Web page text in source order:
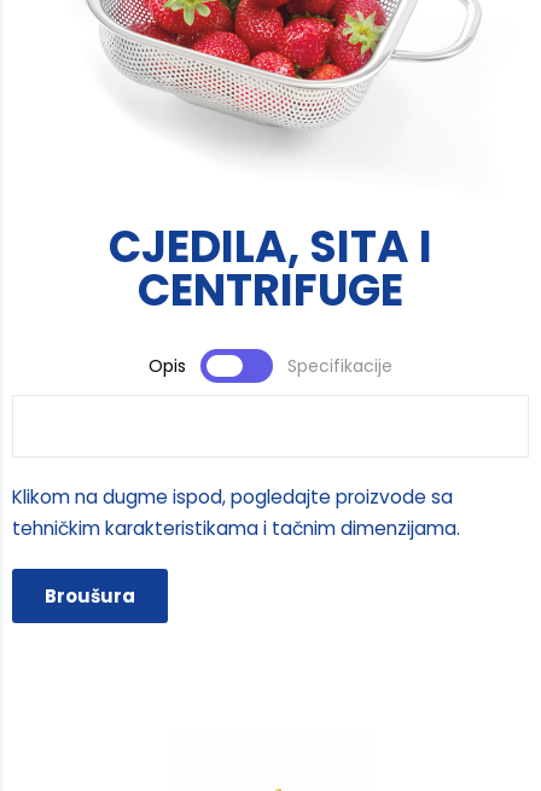
CJEDILA, SITA I
CENTRIFUGE
Opis Specifikacije
Klikom na dugme ispod, pogledajte proizvode sa
tehničkim karakteristikama i tačnim dimenzijama.
Broušura